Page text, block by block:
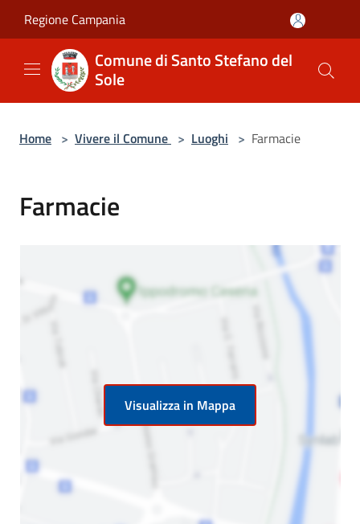
Regione Campania
Comune di Santo Stefano del
Sole
Home > Vivere il Comune > Luoghi > Farmacie
Farmacie
Visualizza in Mappa